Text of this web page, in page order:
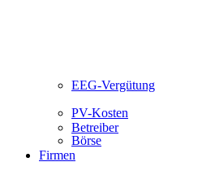
EEG-Vergütung
PV-Kosten
Betreiber
Börse
Firmen